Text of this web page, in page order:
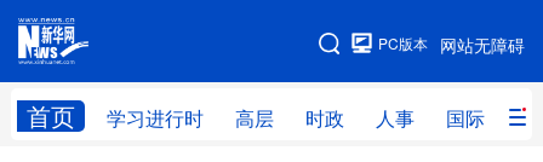
网站无障碍
PC版本
首页 学习进行时 高层 时政 人事 国际 财
网站地图